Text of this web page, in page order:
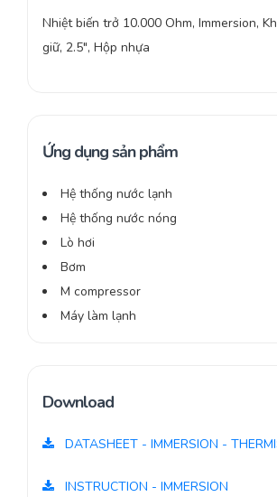
Nhiệt biến trở 10.000 Ohm, Immersion,
giữ, 2.5″, Hộp nhựa
Ứng dụng sản phẩm
Hệ thống nước lạnh
Hệ thống nước nóng
Lò hơi
Bơm
M compressor
Máy làm lạnh
Download
DATASHEET - IMMERSION -
INSTRUCTION - IMMERSION